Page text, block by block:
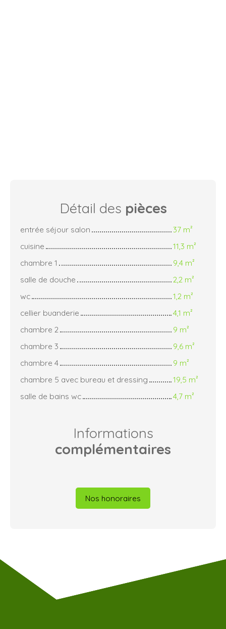
Détail des pièces
entrée séjour salon
37 m²
cuisine
11,3 m²
chambre 1
9,4 m²
salle de douche
2,2 m²
wc
1,2 m²
cellier buanderie
4,1 m²
chambre 2
9 m²
chambre 3
9,6 m²
chambre 4
9 m²
chambre 5 avec bureau et dressing
19,5 m²
salle de bains wc
4,7 m²
Informations
complémentaires
Nos honoraires